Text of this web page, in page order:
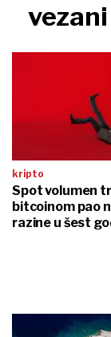
kripto
Spot volumen
bitcoinom pao
razine u šest